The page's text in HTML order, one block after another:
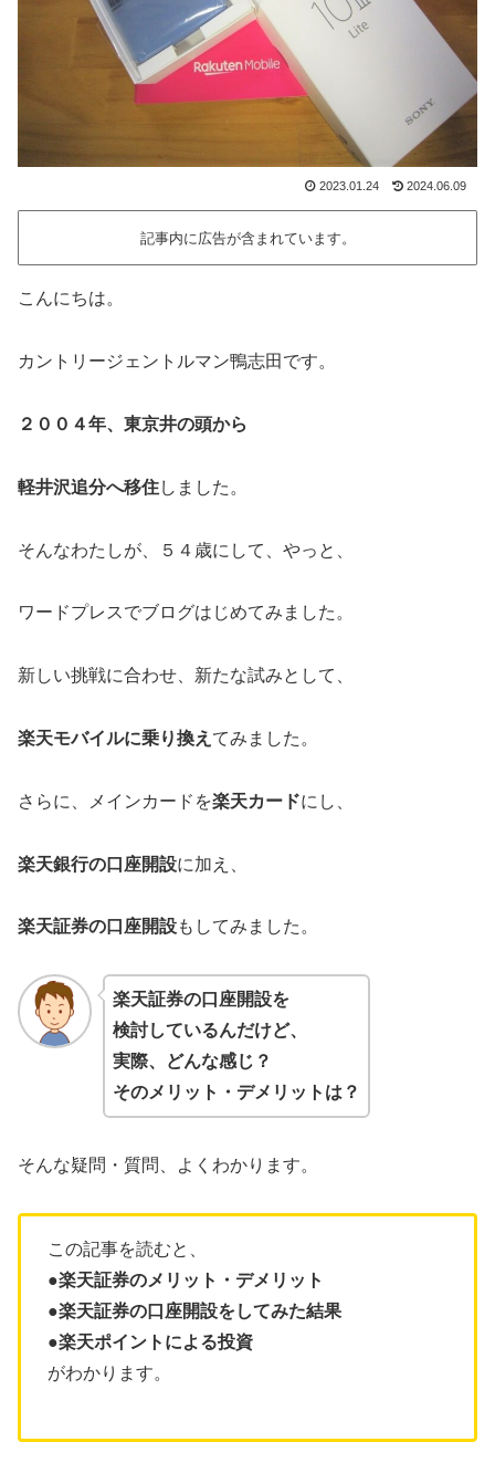
2023.01.24 2024.06.09
記事内に広告が含まれています。
こんにちは。
カントリージェントルマン鴨志田です。
２００４年、東京井の頭から
軽井沢追分へ移住しました。
そんなわたしが、５４歳にして、やっと、
ワードプレスでブログはじめてみました。
新しい挑戦に合わせ、新たな試みとして、
楽天モバイルに乗り換え てみました。
さらに、メインカードを楽天カードにし、
楽天銀行の口座開設に加え、
楽天証券の口座開設もしてみました。
楽天証券の口座開設を
検討しているんだけど、
実際、どんな感じ？
そのメリット・デメリットは？
そんな疑問・質問、よくわかります。
この記事を読むと、
●楽天証券のメリット・デメリット
●楽天証券の口座開設をしてみた結果
●楽天ポイントによる投資
がわかります。